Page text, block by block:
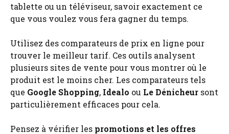
tablette ou un téléviseur, savoir exactement ce
que vous voulez vous fera gagner du temps.
Utilisez des comparateurs de prix en ligne pour
trouver le meilleur tarif. Ces outils analysent
plusieurs sites de vente pour vous montrer où le
produit est le moins cher. Les comparateurs tels
que Google Shopping, Idealo ou Le Dénicheur sont
particulièrement efficaces pour cela.
Pensez à vérifier les promotions et les offres